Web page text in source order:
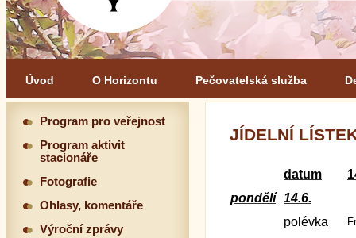
Úvod O Horizontu Pečovatelská služba
JÍDELNÍ
datum
pondělí 14.6.
polévka
Program pro veřejnost
Program aktivit
stacionáře
Fotografie
Ohlasy, komentáře
Výroční zprávy